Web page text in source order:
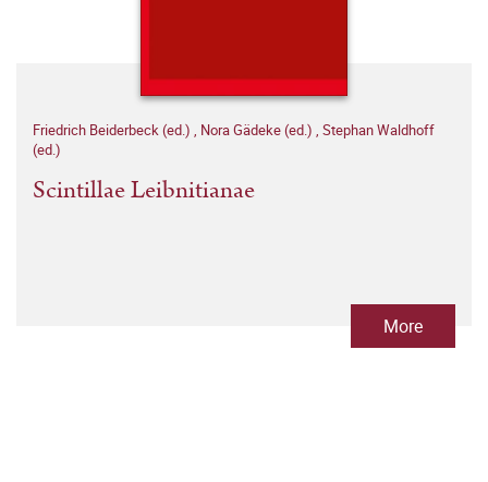
Friedrich Beiderbeck (ed.) , Nora Gädeke (ed.) , Stephan Waldhoff
(ed.)
Scintillae Leibnitianae
More